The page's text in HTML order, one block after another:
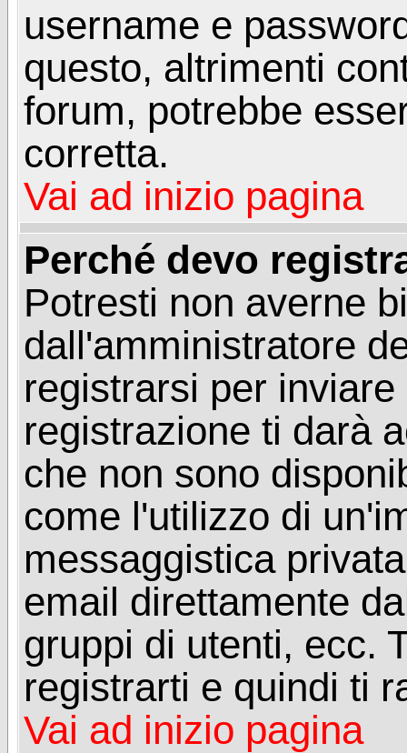
username e
questo, altrimenti
forum, potrebbe
corretta.
Vai ad inizio pagina
Perché devo
Potresti non averne
dall'amministratore
registrarsi per
registrazione ti darà
che non sono
come l'utilizzo di
messaggistica
email direttamente
gruppi di utenti, ecc.
registrarti e quindi ti
Vai ad inizio pagina